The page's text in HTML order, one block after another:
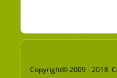
Copyright© 2009 - 2018